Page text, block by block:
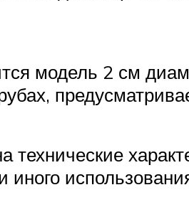
модель 2 см
технические